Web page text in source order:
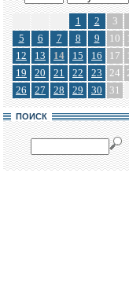
1 2 3
5
6 7 8 9 10
12
13 14 15 16 17
19
20 21 22 23 24
26
27 28 29 30 31
ПОИСК